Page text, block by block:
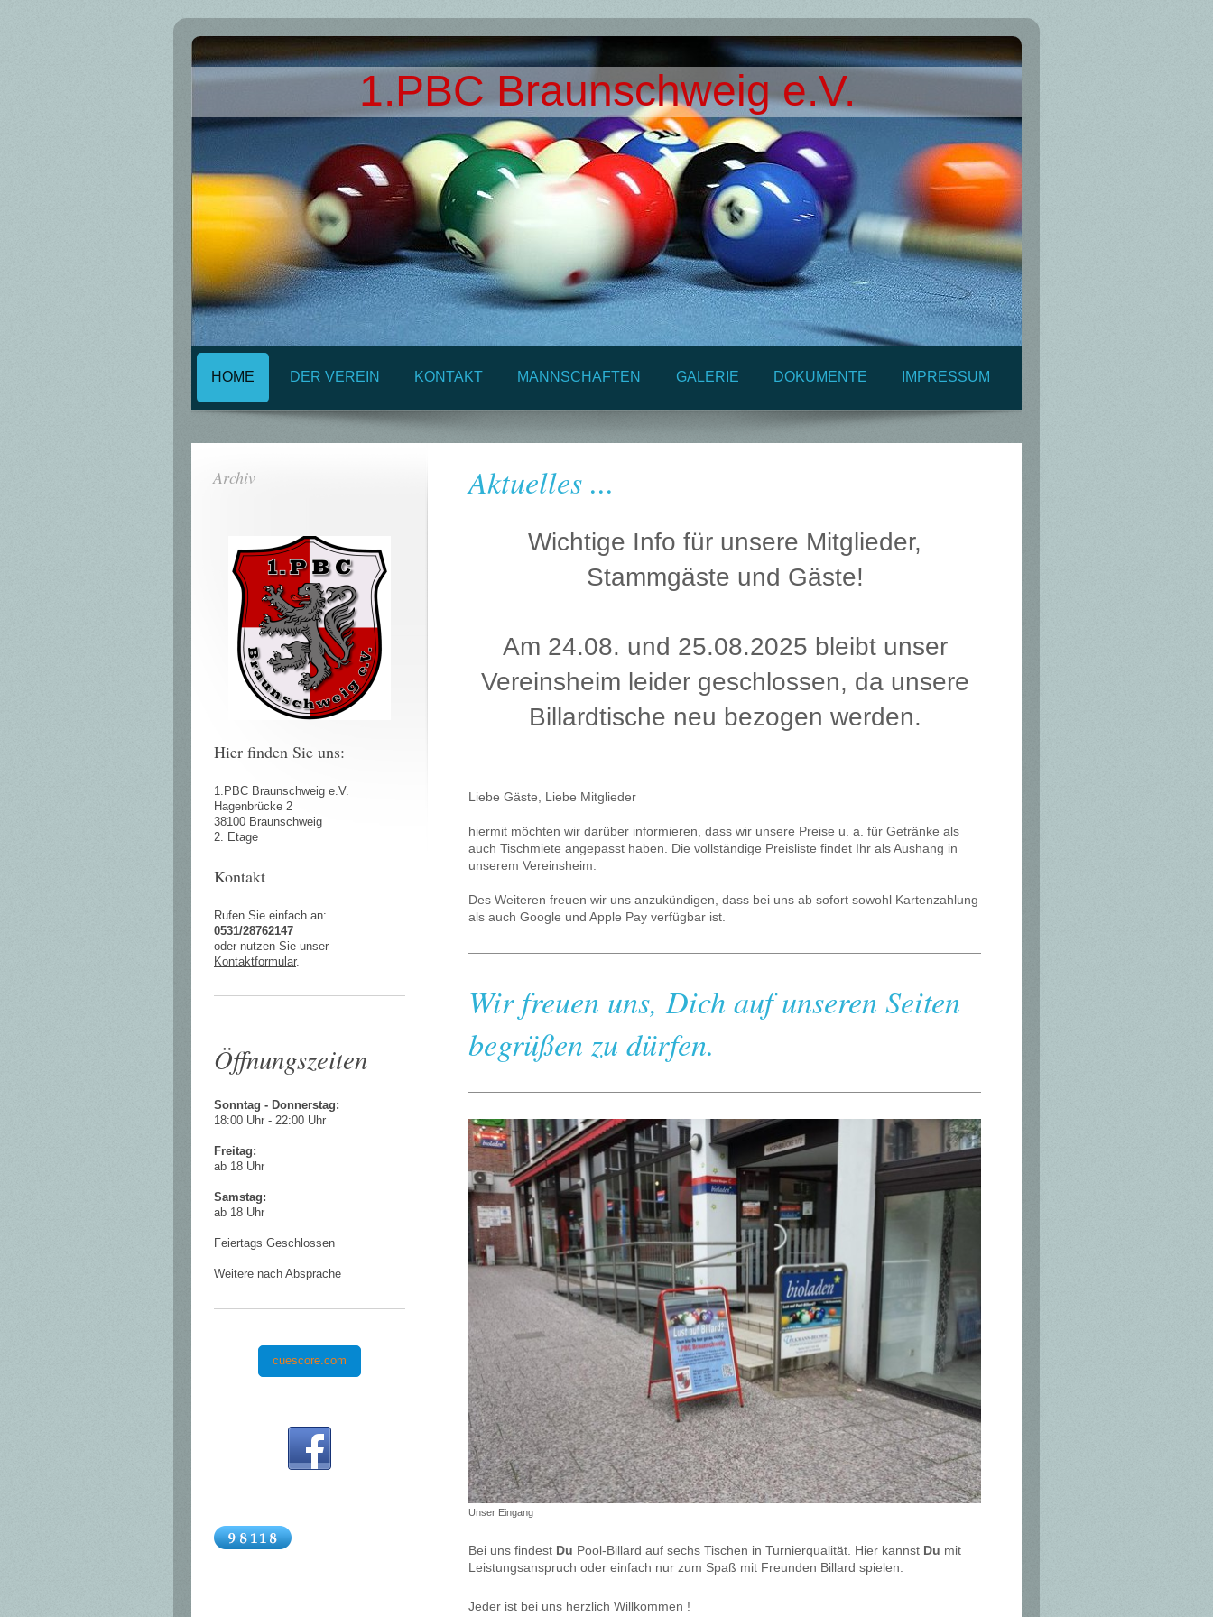
1.PBC Braunschweig e.V.
HOME DER VEREIN KONTAKT MANNSCHAFTEN GALERIE DOKUMENTE IMPRESSUM
Aktuelles ...
Wichtige Info für unsere Mitglieder,
Stammgäste und Gäste!
Am 24.08. und 25.08.2025 bleibt unser
Vereinsheim leider geschlossen, da unsere
Billardtische neu bezogen werden.
Liebe Gäste, Liebe Mitglieder
hiermit möchten wir darüber informieren, dass wir unsere Preise u. a. für Getränke als
auch Tischmiete angepasst haben. Die vollständige Preisliste findet Ihr als Aushang in
unserem Vereinsheim.
Des Weiteren freuen wir uns anzukündigen, dass bei uns ab sofort sowohl Kartenzahlung
als auch Google und Apple Pay verfügbar ist.
Wir freuen uns, Dich auf unseren Seiten
begrüßen zu dürfen.
Unser Eingang
Bei uns findest Du Pool-Billard auf sechs Tischen in Turnierqualität. Hier kannst Du mit
Leistungsanspruch oder einfach nur zum Spaß mit Freunden Billard spielen.
Jeder ist bei uns herzlich Willkommen !
Archiv
Hier finden Sie uns:
1.PBC Braunschweig e.V.
Hagenbrücke 2
38100 Braunschweig
2. Etage
Kontakt
Rufen Sie einfach an:
0531/28762147
oder nutzen Sie unser
Kontaktformular.
Öffnungszeiten
Sonntag - Donnerstag:
18:00 Uhr - 22:00 Uhr
Freitag:
ab 18 Uhr
Samstag:
ab 18 Uhr
Feiertags Geschlossen
Weitere nach Absprache
cuescore.com